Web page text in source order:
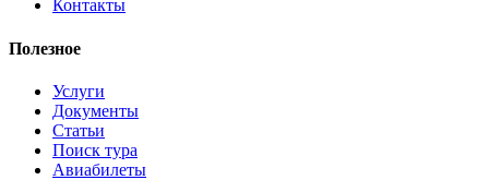
Контакты
Полезное
Услуги
Документы
Статьи
Поиск тура
Авиабилеты